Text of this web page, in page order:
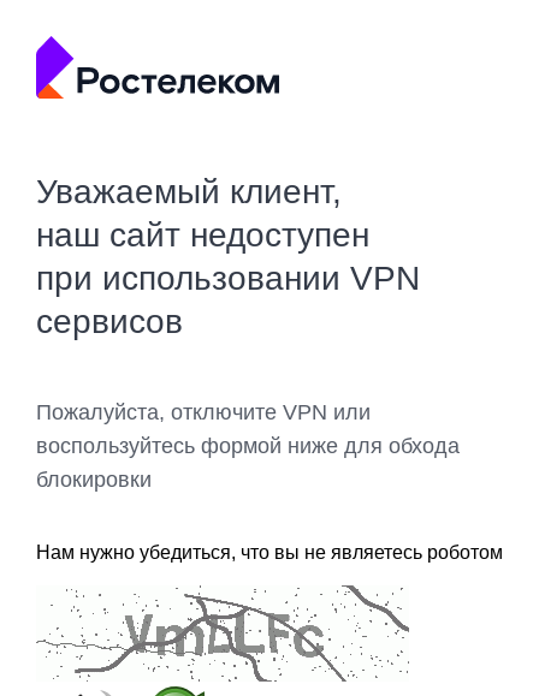
Уважаемый клиент,
наш сайт недоступен
при использовании VPN
сервисов
Пожалуйста, отключите VPN или
воспользуйтесь формой ниже для обхода
блокировки
Нам нужно убедиться, что вы не являетесь роботом